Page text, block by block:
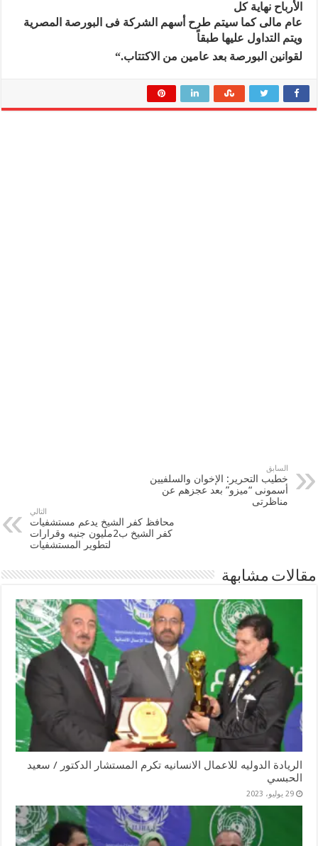
الأرباح نهاية كل
عام مالى كما سيتم طرح أسهم الشركة فى البورصة المصرية
ويتم التداول عليها طبقاً
لقوانين البورصة بعد عامين من الاكتتاب“.
السابق
خطيب التحرير: الإخوان والسلفيين
أسمونى “ميزو” بعد عجزهم عن
مناظرتى
التالي
محافظ كفر الشيخ يدعم مستشفيات
كفر الشيخ ب2مليون جنيه وقرارات
لتطوير المستشفيات
مقالات مشابهة
الريادة الدوليه للاعمال الانسانيه تكرم المستشار الدكتور / سعيد
الحبسي
29 يوليو، 2023